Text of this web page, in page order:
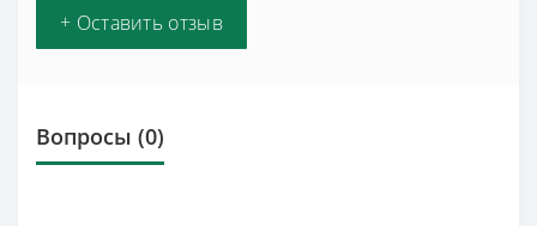
+ Оставить отзыв
Вопросы (0)